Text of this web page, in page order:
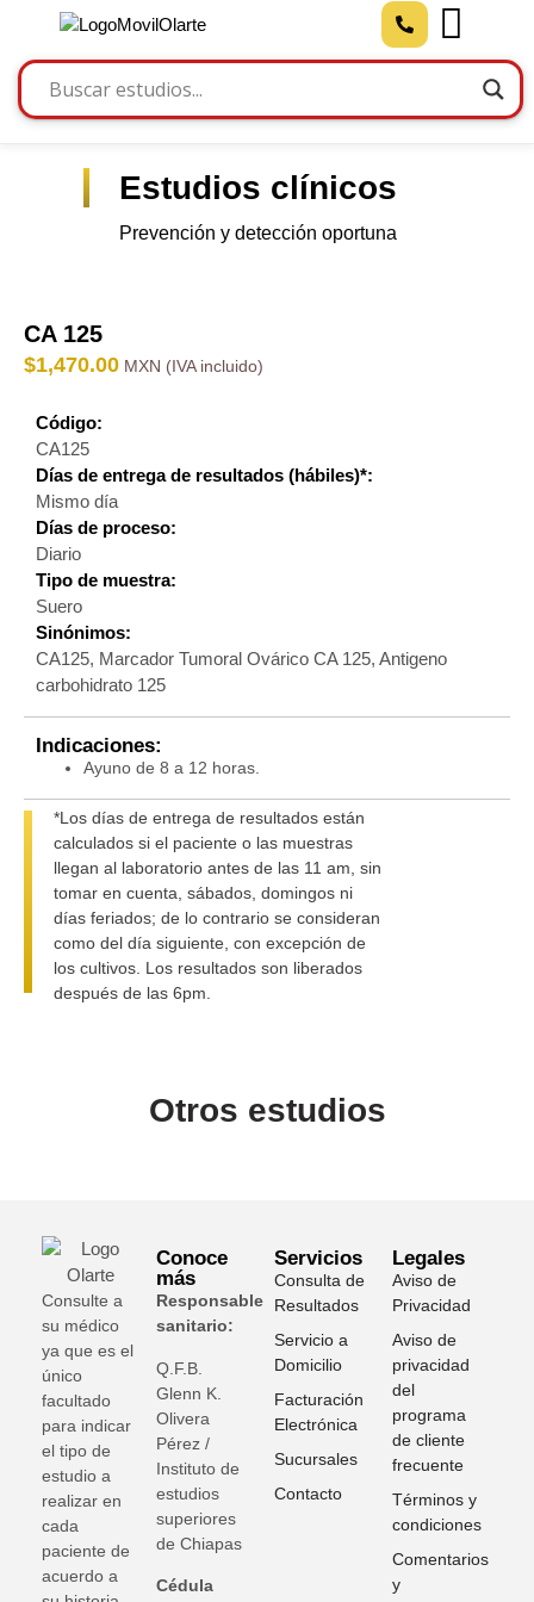
Estudios clínicos
Prevención y detección oportuna
CA 125
$1,470.00
Código:
CA125
Días de entrega de resultados (hábiles)*:
Mismo día
Días de proceso:
Diario
Tipo de muestra:
Suero
Sinónimos:
CA125, Marcador Tumoral Ovárico CA 125, Antigeno
carbohidrato 125
Indicaciones:
Ayuno de 8 a 12 horas.
*Los días de entrega de resultados están
calculados si el paciente o las muestras
llegan al laboratorio antes de las 11 am, sin
tomar en cuenta, sábados, domingos ni
días feriados; de lo contrario se consideran
como del día siguiente, con excepción de
los cultivos. Los resultados son liberados
después de las 6pm.
Otros estudios
Consulte a
su médico
ya que es el
único
facultado
para indicar
el tipo de
estudio a
realizar en
cada
paciente de
acuerdo a
Conoce
más
Responsable
sanitario:
Q.F.B.
Glenn K
Olivera
Pérez /
Instituto de
estudios
superiores
de Chiapas
Cédula
Servicios
Consulta de
Resultados
Servicio a
Domicilio
Facturación
Electrónica
Sucursales
Contacto
Legales
Aviso de
Privacidad
Aviso de
privacidad
del
programa
de cliente
frecuente
Términos y
condiciones
Comentarios
y